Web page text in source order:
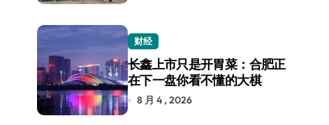
财经
长鑫上市只是开胃菜：合肥正
在下一盘你看不懂的大棋
8 月 4 , 2026